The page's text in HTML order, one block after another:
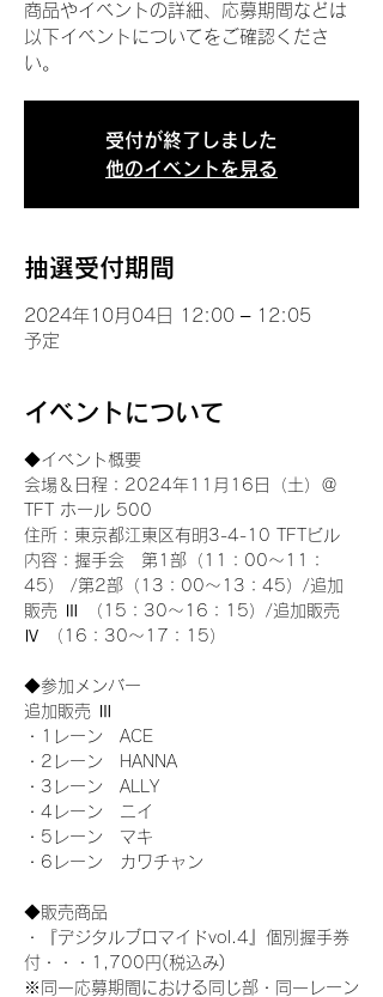
商品やイベントの詳細、応募期間などは
以下イベントについてをご確認くださ
い。
受付が終了しました
他のイベントを見る
抽選受付期間
2024年10月04日 12:00 – 12:05
予定
イベントについて
◆イベント概要
会場＆日程：2024年11月16日（土）＠
TFT ホール 500
住所：東京都江東区有明3-4-10 TFTビル
内容：握手会　第1部（11：00～11：
45） /第2部（13：00～13：45）/追加
販売 Ⅲ （15：30～16：15）/追加販売
Ⅳ （16：30～17：15）
◆参加メンバー
追加販売 Ⅲ
・1レーン　ACE
・2レーン　HANNA
・3レーン　ALLY
・4レーン　ニイ
・5レーン　マキ
・6レーン　カワチャン
◆販売商品
・『デジタルブロマイドvol.4』個別握手券
付・・・1,700円(税込み)
※同一応募期間における同じ部・同一レーン